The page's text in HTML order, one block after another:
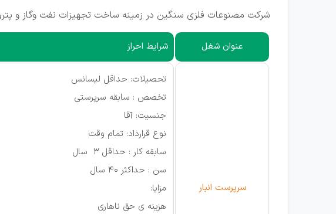
شرکت مصنوعات فلزی سنگین در زمینه ساخت تجهیزات نفت وگاز و
عنوان شغل شرایط احراز
سرپرست انبار
تحصیلات: حداقل لیسانس
تخصص : سابقه سرپرستی
جنسیت: آقا
نوع قرارداد: تمام وقت
سابقه کار : حداقل 3 سال
سن : حداکثر 40 سال
مزایا:
هزینه ی حق ناهاری